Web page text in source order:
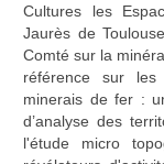
Cultures les
Jaurès de
Comté sur la
référence sur les
minerais de fer :
d’analyse des
l'étude micro